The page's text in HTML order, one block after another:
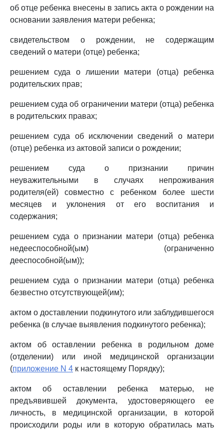
об отце ребенка внесены в запись акта о рождении на
основании заявления матери ребенка;
свидетельством о рождении, не содержащим
сведений о матери (отце) ребенка;
решением суда о лишении матери (отца) ребенка
родительских прав;
решением суда об ограничении матери (отца) ребенка
в родительских правах;
решением суда об исключении сведений о матери
(отце) ребенка из актовой записи о рождении;
решением суда о признании причин
неуважительными в случаях непроживания
родителя(ей) совместно с ребенком более шести
месяцев и уклонения от его воспитания и
содержания;
решением суда о признании матери (отца) ребенка
недееспособной(ым) (ограниченно
дееспособной(ым));
решением суда о признании матери (отца) ребенка
безвестно отсутствующей(им);
актом о доставлении подкинутого или заблудившегося
ребенка (в случае выявления подкинутого ребенка);
актом об оставлении ребенка в родильном доме
(отделении) или иной медицинской организации
(приложение N 4 к настоящему Порядку);
актом об оставлении ребенка матерью, не
предъявившей документа, удостоверяющего ее
личность, в медицинской организации, в которой
происходили роды или в которую обратилась мать